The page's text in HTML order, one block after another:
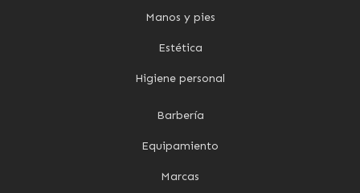
Manos y pies
Estética
Higiene personal
Barbería
Equipamiento
Marcas